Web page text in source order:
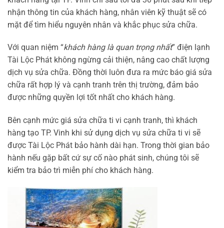
nhận thông tin của khách hàng, nhân viên kỹ thuật sẽ có
mặt để tìm hiểu nguyên nhân và khắc phục sửa chữa.
Với quan niệm “khách hàng là quan trọng nhất” điện lạnh
Tài Lộc Phát không ngừng cải thiện, nâng cao chất lượng
dịch vụ sửa chữa. Đồng thời luôn đưa ra mức báo giá sửa
chữa rất hợp lý và cạnh tranh trên thị trường, đảm bảo
được những quyền lợi tốt nhất cho khách hàng.
Bên cạnh mức giá sửa chữa ti vi cạnh tranh, thì khách
hàng tạo TP. Vinh khi sử dụng dịch vụ sửa chữa ti vi sẽ
được Tài Lộc Phát bảo hành dài hạn. Trong thời gian bảo
hành nếu gặp bất cứ sự cố nào phát sinh, chúng tôi sẽ
kiểm tra bảo trì miễn phí cho khách hàng.